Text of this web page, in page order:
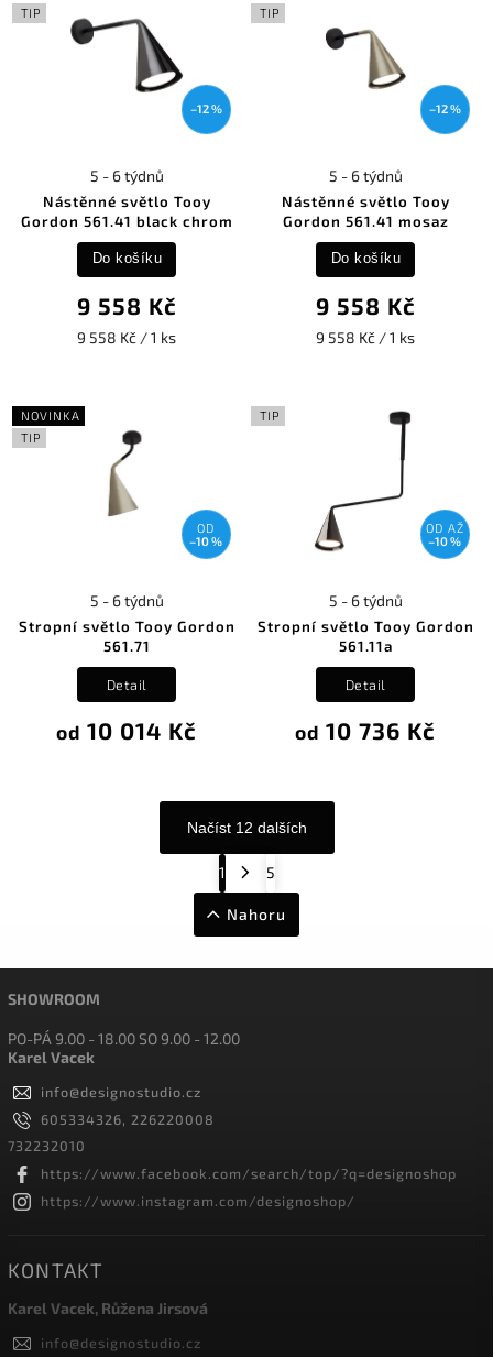
TIP
–12 %
Nástěnné světlo Tooy
Gordon 561.41 black chrom
5 - 6 týdnů
9 558 Kč
9 558 Kč / 1 ks
Do košíku
TIP
–12 %
Nástěnné světlo Tooy
Gordon 561.41 mosaz
5 - 6 týdnů
9 558 Kč
9 558 Kč / 1 ks
Do košíku
NOVINKA
TIP
OD
–10 %
Stropní světlo Tooy Gordon
561.71
5 - 6 týdnů
od 10 014 Kč
Detail
TIP
OD AŽ
–10 %
Stropní světlo Tooy Gordon
561.11a
5 - 6 týdnů
od 10 736 Kč
Detail
Načíst 12 dalších
1 5
Nahoru
SHOWROOM
PO-PÁ 9.00 - 18.00 SO 9.00 - 12.00
Karel Vacek
info@designostudio.cz
605334326, 226220008
732232010
https://www.facebook.com/search/top/?q=designoshop
https://www.instagram.com/designoshop/
KONTAKT
Karel Vacek, Růžena Jirsová
info@designostudio.cz